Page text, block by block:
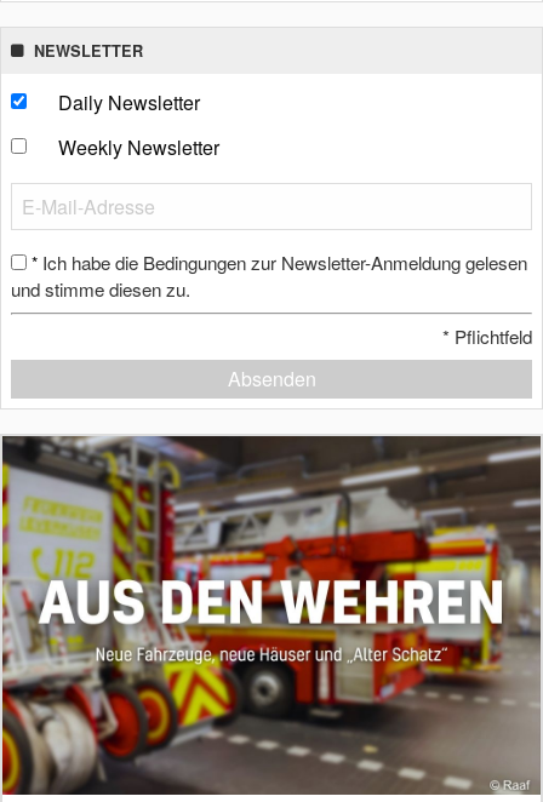
NEWSLETTER
Daily Newsletter
Weekly Newsletter
* Ich habe die Bedingungen zur Newsletter-Anmeldung gelesen
und stimme diesen zu.
* Pflichtfeld
Absenden